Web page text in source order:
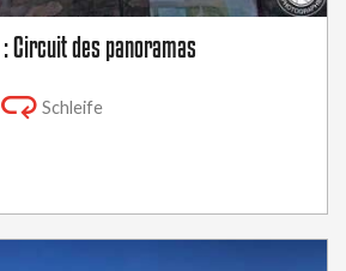
Circuit des panoramas
Schleife